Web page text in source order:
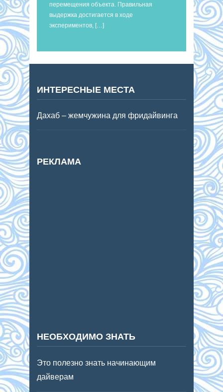
перемещения объекта. Правильная
выдержка достигается в ходе
экспериментов, […]
ИНТЕРЕСНЫЕ МЕСТА
Дахаб – жемчужина для фридайвинга
РЕКЛАМА
НЕОБХОДИМО ЗНАТЬ
Это полезно знать начинающим
дайверам